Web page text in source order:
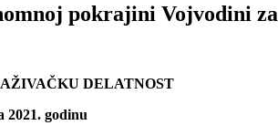
pokrajini Vojvodini
DELATNOST
2021. godinu